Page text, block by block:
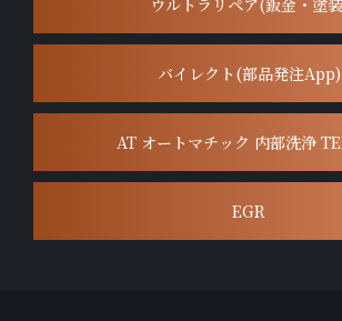
ウルトラリペア(鈑金・塗
バイレクト(部品発注App)
AT オートマチック 内部洗浄
EGR